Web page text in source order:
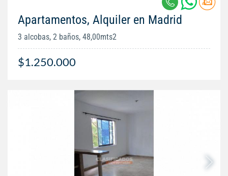
Apartamentos, Alquiler en Madrid
3 alcobas, 2 baños, 48,00mts2
$1.250.000